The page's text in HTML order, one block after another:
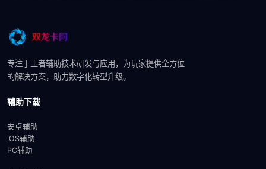
专注于王者辅助技术研发与应用，为玩家提供全方位
的解决方案，助力数字化转型升级。
辅助下载
安卓辅助
iOS辅助
PC辅助